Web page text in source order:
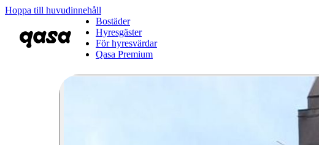
Hoppa till huvudinnehåll
Bostäder
Hyresgäster
För hyresvärdar
Qasa Premium